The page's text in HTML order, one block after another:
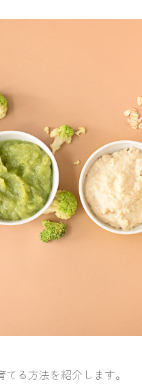
る方法を紹介します。